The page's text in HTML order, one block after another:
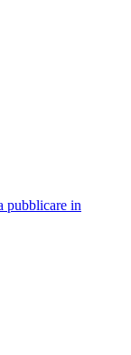
pubblicare in